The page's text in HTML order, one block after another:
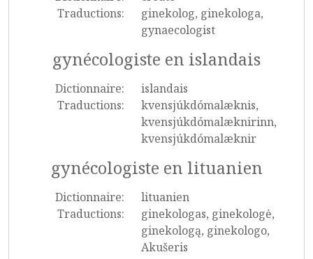
Traductions:
ginekolog, ginekologa,
gynaecologist
gynécologiste en islandais
Dictionnaire:
islandais
Traductions:
kvensjúkdómalæknis,
kvensjúkdómalæknirinn,
kvensjúkdómalæknir
gynécologiste en lituanien
Dictionnaire:
lituanien
Traductions:
ginekologas, ginekologė,
ginekologą, ginekologo,
Akušeris